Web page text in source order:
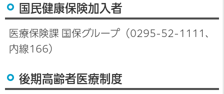
国民健康保険加入者
医療保険課 国保グループ（0295-52-1111、
内線166）
後期高齢者医療制度